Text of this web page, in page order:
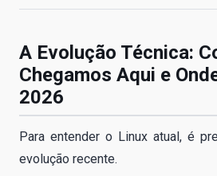
A Evolução Técnica:
Chegamos Aqui e
2026
Para entender o Linux atual, é
evolução recente.